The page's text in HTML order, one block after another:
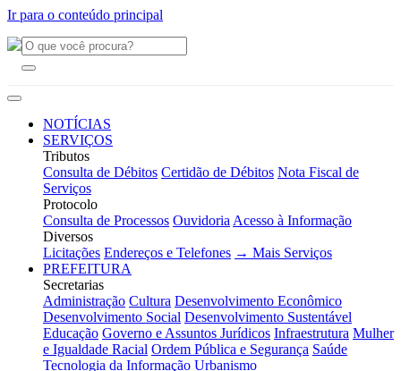
Ir para o conteúdo principal
NOTÍCIAS
SERVIÇOS
Tributos
Consulta de Débitos Certidão de Débitos Nota Fiscal de
Serviços
Protocolo
Consulta de Processos Ouvidoria Acesso à Informação
Diversos
Licitações Endereços e Telefones → Mais Serviços
PREFEITURA
Secretarias
Administração Cultura Desenvolvimento Econômico
Desenvolvimento Social Desenvolvimento Sustentável
Educação Governo e Assuntos Jurídicos Infraestrutura Mulher
e Igualdade Racial Ordem Pública e Segurança Saúde
Tecnologia da Informação Urbanismo